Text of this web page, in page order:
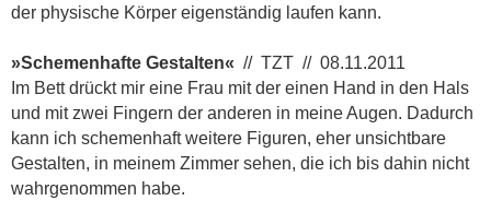
der physische Körper eigenständig laufen kann.
»Schemenhafte Gestalten« // TZT // 08.11.2011
Im Bett drückt mir eine Frau mit der einen Hand in den Hals
und mit zwei Fingern der anderen in meine Augen. Dadurch
kann ich schemenhaft weitere Figuren, eher unsichtbare
Gestalten, in meinem Zimmer sehen, die ich bis dahin nicht
wahrgenommen habe.